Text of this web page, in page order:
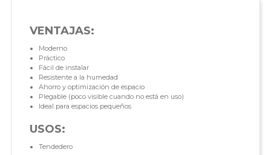
VENTAJAS:
Moderno
Práctico
Fácil de instalar
Resistente a la humedad
Ahorro y optimización de espacio
Plegable (poco visible cuando no está en uso)
Ideal para espacios pequeños
USOS:
Tendedero